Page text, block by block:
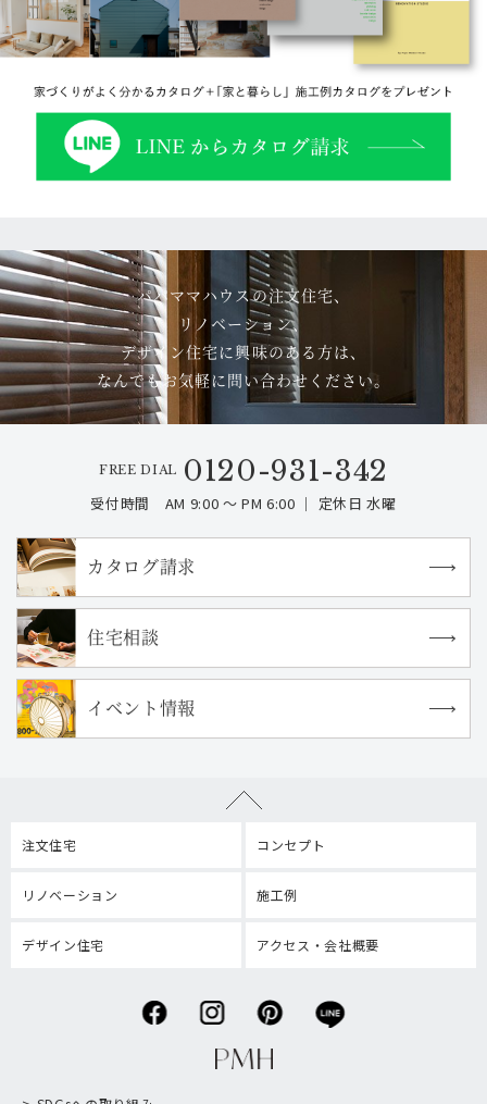
パパママハウスの注文住宅、
リノベーション、
デザイン住宅に興味のある方は、
なんでもお気軽に問い合わせください。
FREE DIAL 0120-931-342
受付時間 AM 9:00 ～ PM 6:00 ｜ 定休日 水曜
カタログ請求
住宅相談
イベント情報
注文住宅 コンセプト
リノベーション 施工例
デザイン住宅 アクセス・会社概要